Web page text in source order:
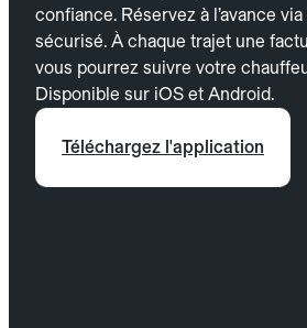
confiance. Réservez à l’avance
sécurisé. À chaque trajet une
vous pourrez suivre votre
Disponible sur iOS et Android.
Téléchargez l'application